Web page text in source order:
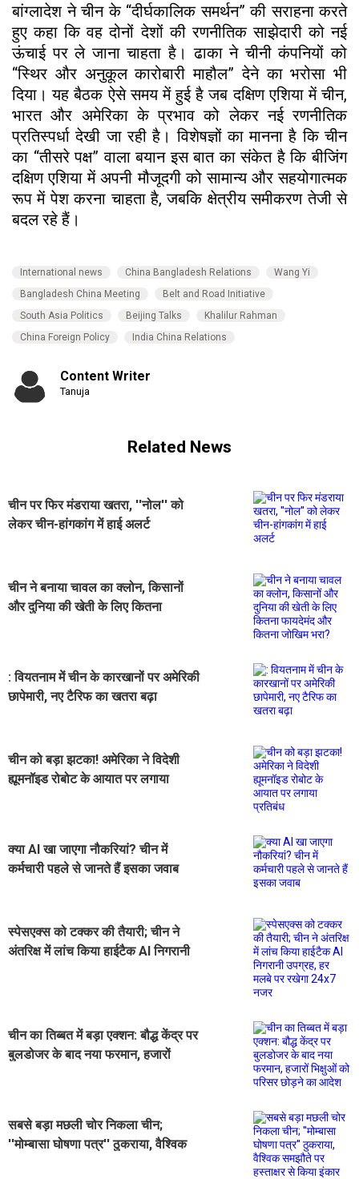
बांग्लादेश ने चीन के “दीर्घकालिक समर्थन” की सराहना करते
हुए कहा कि वह दोनों देशों की रणनीतिक साझेदारी को नई
ऊंचाई पर ले जाना चाहता है। ढाका ने चीनी कंपनियों को
“स्थिर और अनुकूल कारोबारी माहौल” देने का भरोसा भी
दिया। यह बैठक ऐसे समय में हुई है जब दक्षिण एशिया में चीन,
भारत और अमेरिका के प्रभाव को लेकर नई रणनीतिक
प्रतिस्पर्धा देखी जा रही है। विशेषज्ञों का मानना है कि चीन
का “तीसरे पक्ष” वाला बयान इस बात का संकेत है कि बीजिंग
दक्षिण एशिया में अपनी मौजूदगी को सामान्य और सहयोगात्मक
रूप में पेश करना चाहता है, जबकि क्षेत्रीय समीकरण तेजी से
बदल रहे हैं।
International news China Bangladesh Relations
Wang Yi
Bangladesh China Meeting
Belt and Road Initiative
South Asia Politics
Beijing Talks
Khalilur Rahman
China Foreign Policy
India China Relations
Content Writer
Tanuja
Related News
चीन पर फिर मंडराया खतरा, ''नोल'' को
लेकर चीन-हांगकांग में हाई अलर्ट
चीन ने बनाया चावल का क्लोन, किसानों
और दुनिया की खेती के लिए कितना
: वियतनाम में चीन के कारखानों पर अमेरिकी
छापेमारी, नए टैरिफ का खतरा बढ़ा
चीन को बड़ा झटका! अमेरिका ने विदेशी
ह्यूमनॉइड रोबोट के आयात पर लगाया
क्या AI खा जाएगा नौकरियां? चीन में
कर्मचारी पहले से जानते हैं इसका जवाब
स्पेसएक्स को टक्कर की तैयारी; चीन ने
अंतरिक्ष में लांच किया हाईटैक AI निगरानी
चीन का तिब्बत में बड़ा एक्शन: बौद्ध केंद्र पर
बुलडोजर के बाद नया फरमान, हजारों
सबसे बड़ा मछली चोर निकला चीन;
''मोम्बासा घोषणा पत्र'' ठुकराया, वैश्विक